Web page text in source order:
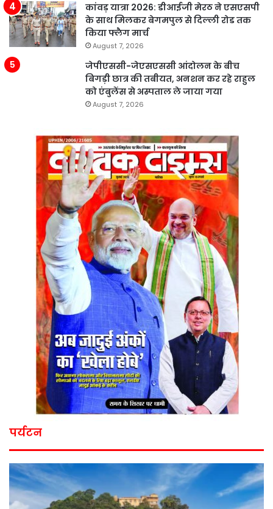
कांवड़ यात्रा 2026: डीआईजी मेरठ ने एसएसपी
के साथ मिलकर बेगमपुल से दिल्ली रोड तक
किया फ्लैग मार्च
August 7, 2026
जेपीएससी-जेएसएससी आंदोलन के बीच
बिगड़ी छात्र की तबीयत, अनशन कर रहे राहुल
को एंबुलेंस से अस्पताल ले जाया गया
August 7, 2026
पर्यटन